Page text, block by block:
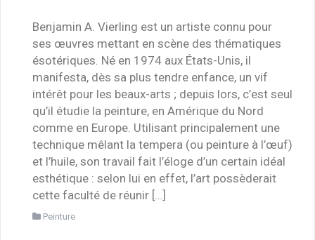
Benjamin A. Vierling est un artiste connu pour
ses œuvres mettant en scène des thématiques
ésotériques. Né en 1974 aux États-Unis, il
manifesta, dès sa plus tendre enfance, un vif
intérêt pour les beaux-arts ; depuis lors, c’est seul
qu’il étudie la peinture, en Amérique du Nord
comme en Europe. Utilisant principalement une
technique mêlant la tempera (ou peinture à l’œuf)
et l’huile, son travail fait l’éloge d’un certain idéal
esthétique : selon lui en effet, l’art possèderait
cette faculté de réunir […]
Peinture